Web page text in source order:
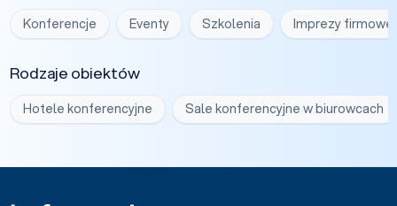
Konferencje Eventy Szkolenia Imprezy firmowe
Rodzaje obiektów
Hotele konferencyjne Sale konferencyjne w biurowcach